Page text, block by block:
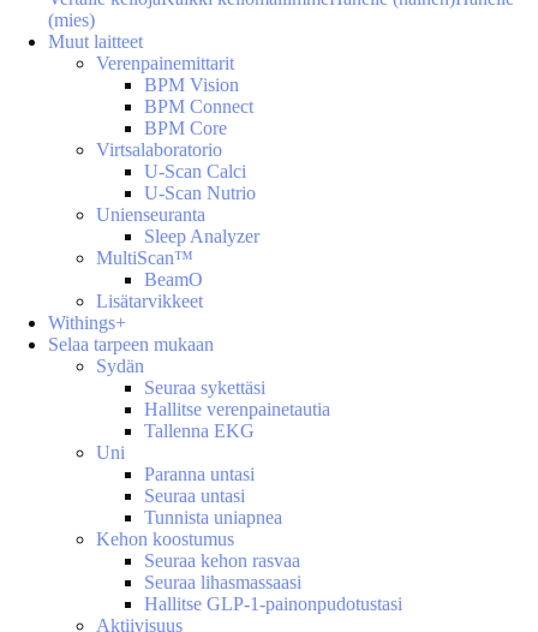
(mies)
Muut laitteet
Verenpainemittarit
BPM Vision
BPM Connect
BPM Core
Virtsalaboratorio
U-Scan Calci
U-Scan Nutrio
Unienseuranta
Sleep Analyzer
MultiScan™
BeamO
Lisätarvikkeet
Withings+
Selaa tarpeen mukaan
Sydän
Seuraa sykettäsi
Hallitse verenpainetautia
Tallenna EKG
Uni
Paranna untasi
Seuraa untasi
Tunnista uniapnea
Kehon koostumus
Seuraa kehon rasvaa
Seuraa lihasmassaasi
Hallitse GLP-1-painonpudotustasi
Aktiivisuus